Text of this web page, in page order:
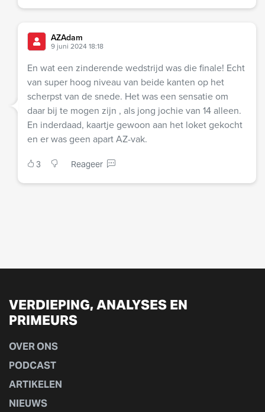
AZAdam
9 juni 2024 18:18
En wat een zinderende wedstrijd was die finale! Echt
van super hoog niveau van beide kanten op het
scherpst van de snede. Het was een sensatie om
daar bij te mogen zijn , als jong jochie van 14 alleen.
En inderdaad, kaartje gewoon aan het loket gekocht
en er was geen apart AZ-vak.
3 Reageer
VERDIEPING, ANALYSES EN
PRIMEURS
OVER ONS
PODCAST
ARTIKELEN
NIEUWS